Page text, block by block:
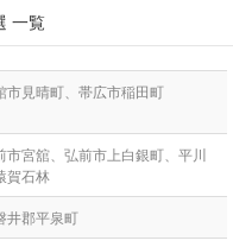
一覧
市見晴町、帯広市稲田町
市宮舘、弘前市上白銀町、平川
賀石林
井郡平泉町